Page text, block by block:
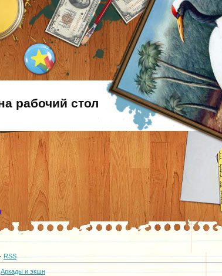
рабочий стол
· RSS
Аркады и экшн